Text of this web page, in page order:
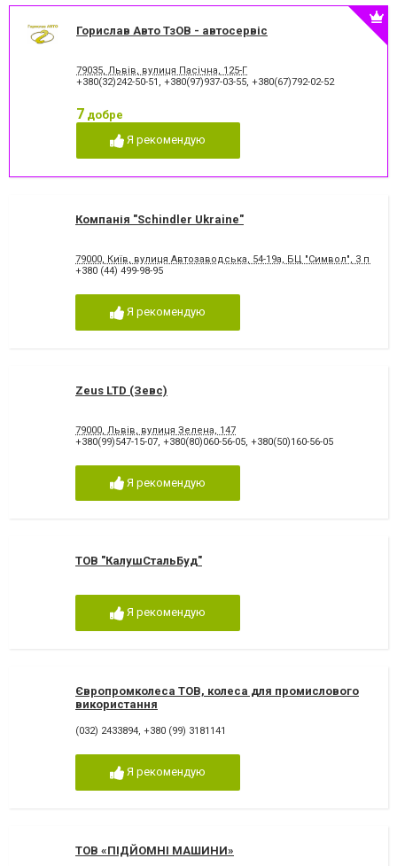
Горислав Авто ТзОВ - автосервіс
79035, Львів, вулиця Пасічна, 125-Г
+380(32)242-50-51 , +380(97)937-03-55, +380(67)792-02-52
7 добре
Я рекомендую
Компанія "Schindler Ukraine"
79000, Київ, вулиця Автозаводська, 54-19а, БЦ "Символ", 3
+380 (44) 499-98-95
Я рекомендую
Zeus LTD (Зевс)
79000, Львів, вулиця Зелена, 147
+380(99)547-15-07, +380(80)060-56-05, +380(50)160-56-05
Я рекомендую
ТОВ "КалушСтальБуд"
Я рекомендую
Європромколеса ТОВ, колеса для промислового
використання
(032) 2433894, +380 (99) 3181141
Я рекомендую
ТОВ «ПІДЙОМНІ МАШИНИ»